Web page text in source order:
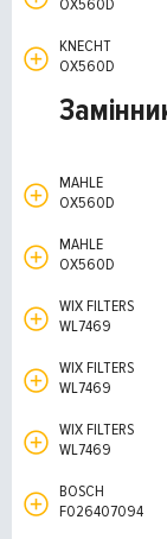
OX560D
KNECHT
OX560D
MAHLE
OX560D
MAHLE
OX560D
WIX FILTERS
WL7469
WIX FILTERS
WL7469
WIX FILTERS
WL7469
BOSCH
F026407094